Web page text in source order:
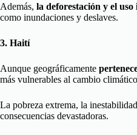
Además, la deforestación y el uso
como inundaciones y deslaves.
3. Haití
Aunque geográficamente
más vulnerables al cambio
La pobreza extrema, la
consecuencias devastadoras.